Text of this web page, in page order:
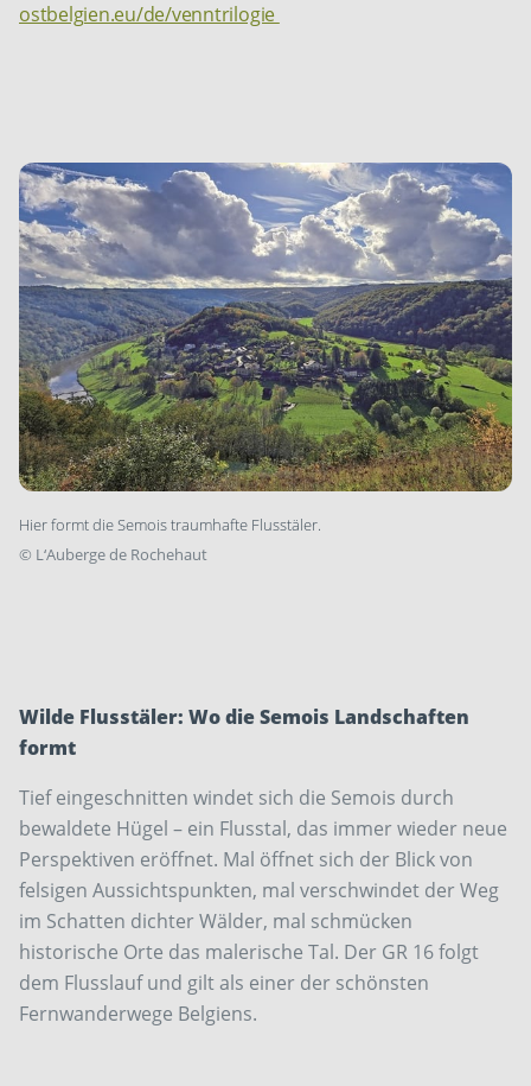
ostbelgien.eu/de/venntrilogie
Hier formt die Semois traumhafte Flusstäler.
© L‘Auberge de Rochehaut
Wilde Flusstäler: Wo die Semois Landschaften
formt
Tief eingeschnitten windet sich die Semois durch
bewaldete Hügel – ein Flusstal, das immer wieder neue
Perspektiven eröffnet. Mal öffnet sich der Blick von
felsigen Aussichtspunkten, mal verschwindet der Weg
im Schatten dichter Wälder, mal schmücken
historische Orte das malerische Tal. Der GR 16 folgt
dem Flusslauf und gilt als einer der schönsten
Fernwanderwege Belgiens.